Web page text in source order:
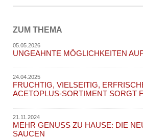
ZUM THEMA
05.05.2026
UNGEAHNTE MÖGLICHKEITEN
24.04.2025
FRUCHTIG, VIELSEITIG,
ACETOPLUS-SORTIMENT SORGT
21.11.2024
MEHR GENUSS ZU HAUSE: DIE
SAUCEN